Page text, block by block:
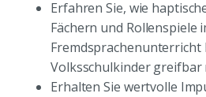
Erfahren Sie, wie
Fächern und Rollenspiele
Volksschulkinder greifbar
Erhalten Sie wertvolle